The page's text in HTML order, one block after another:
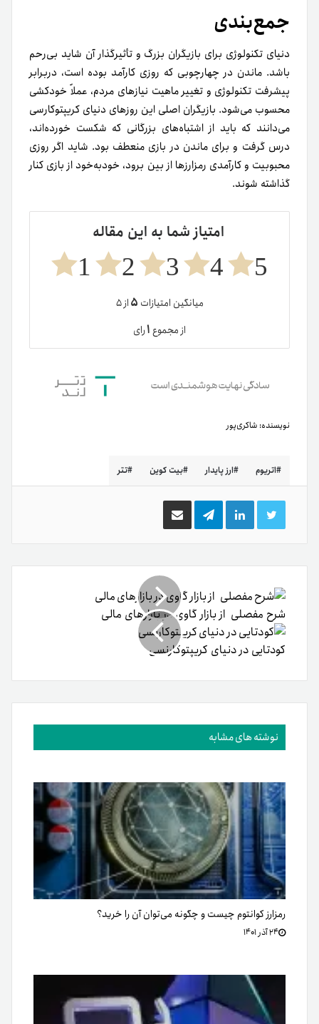
جمع‌بندی
دنیای تکنولوژی برای بازیگران بزرگ و تأثیرگذار آن شاید بی‌رحم
باشد. ماندن در چهارچوبی که روزی کارآمد بوده است، دربرابر
پیشرفت تکنولوژی و تغییر ماهیت نیازهای مردم، عملاً خودکشی
محسوب می‌شود. بازیگران اصلی این روزهای دنیای کریپتوکارسی
می‌دانند که باید از اشتباه‌های بزرگانی که شکست خورده‌اند،
درس گرفت و برای ماندن در بازی منعطف بود. شاید اگر روزی
محبوبیت و کارآمدی رمزارزها از بین برود، خودبه‌خود از بازی کنار
گذاشته شوند.
امتیاز شما به این مقاله
5
4
3
2
1
میانگین امتیازات ۵از ۵
از مجموع۱رای
نویسنده: شاکری‌پور
اتریوم ارز پایدار بیت کوین تتر
توییتر لینکدینتلگرام اشتراک
گذاری
ایمیل
شرح مفصلی از بازار گاوی در بازارهای مالی
کودتایی در دنیای کریپتوکارنسی
نوشته های مشابه
رمزارز کوانتوم چیست و چگونه می‌توان آن را خرید؟
۲۴ آذر ۱۴۰۱